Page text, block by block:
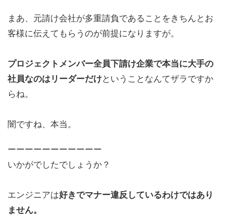
まあ、元請け会社が多重請負であることをきちんとお
客様に伝えてもらうのが前提になりますが。
プロジェクトメンバー全員下請け企業で本当に大手の
社員なのはリーダーだけということなんてザラですか
らね。
闇ですね、本当。
ーーーーーーーーーーー
いかがでしたでしょうか？
エンジニアは好きでマナー違反しているわけではあり
ません。